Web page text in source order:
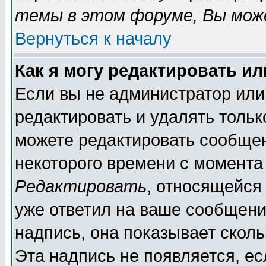
темы в этом форуме, Вы
Вернуться к началу
Как я могу редактировать
Если вы не администратор
редактировать и удалять
можете редактировать
некоторого времени с
Редактировать,
уже ответил на ваше
надпись, она показывает
Эта надпись не появляется,